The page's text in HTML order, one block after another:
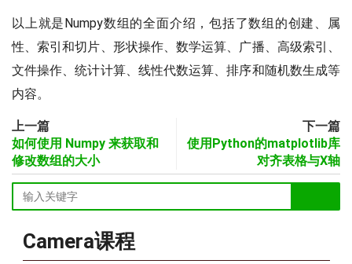
以上就是Numpy数组的全面介绍，包括了数组的创建、属
性、索引和切片、形状操作、数学运算、广播、高级索引、
文件操作、统计计算、线性代数运算、排序和随机数生成等
内容。
上一篇
如何使用 Numpy 来获取和
修改数组的大小
下一篇
使用Python的matplotlib库
对齐表格与X轴
Camera课程